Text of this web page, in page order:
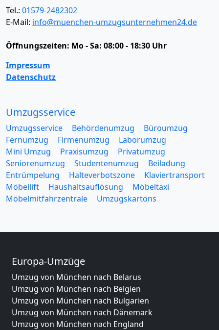
Tel.: 01579-2482302
E-Mail: info@muenchen-umzugsunternehmen24.de
Öffnungszeiten: Mo - Sa: 08:00 - 18:30 Uhr
Impressum
Datenschutz
Umzugsservice
Umzugsservice Behördenumzug
Büroumzug
Fernumzug
Firmenumzug
Laborumzug
Mini Umzug
Praxisumzug
Privatumzug
Seniorenumzug
Studentenumzug
Beiladung
Entrümpelung
Halteverbotszone
Klaviertransport
Möbellift
Haushaltsauflösung
Möbeltaxi
Möbelmitfahrzentrale
Umzugskartons
Europa-Umzüge
Umzug von München nach Belarus
Umzug von München nach Belgien
Umzug von München nach Bulgarien
Umzug von München nach Dänemark
Umzug von München nach England